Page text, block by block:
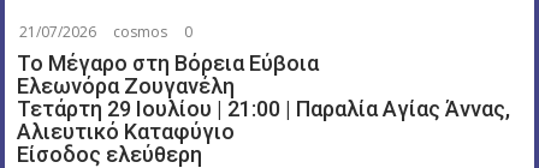
21/07/2026 cosmos 0
Το Μέγαρο στη Βόρεια Εύβοια
Ελεωνόρα Ζουγανέλη
Τετάρτη 29 Ιουλίου | 21:00 | Παραλία Αγίας Άννας,
Αλιευτικό Καταφύγιο
Είσοδος ελεύθερη